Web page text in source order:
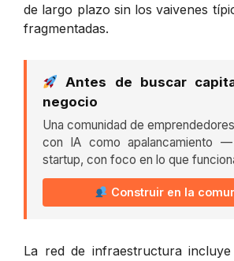
de largo plazo sin los vaivenes
fragmentadas.
Antes de buscar
negocio
Una comunidad de
con IA como apalancamiento
startup, con foco en lo que
Construir en la
La red de infraestructura incluye